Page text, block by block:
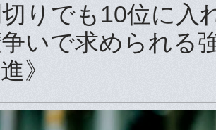
りでも10位に
いで求められる
》